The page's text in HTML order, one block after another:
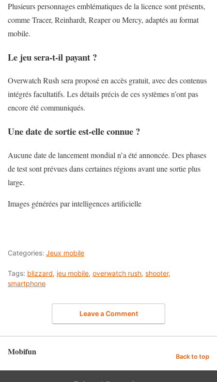
Plusieurs personnages emblématiques de la licence sont présents,
comme Tracer, Reinhardt, Reaper ou Mercy, adaptés au format
mobile.
Le jeu sera-t-il payant ?
Overwatch Rush sera proposé en accès gratuit, avec des contenus
intégrés facultatifs. Les détails précis de ces systèmes n’ont pas
encore été communiqués.
Une date de sortie est-elle connue ?
Aucune date de lancement mondial n’a été annoncée. Des phases
de test sont prévues dans certaines régions avant une sortie plus
large.
Images générées par intelligences artificielle
Categories: Jeux mobile
Tags: blizzard, jeu mobile, overwatch rush, shooter,
smartphone
Leave a Comment
Mobifun Back to top